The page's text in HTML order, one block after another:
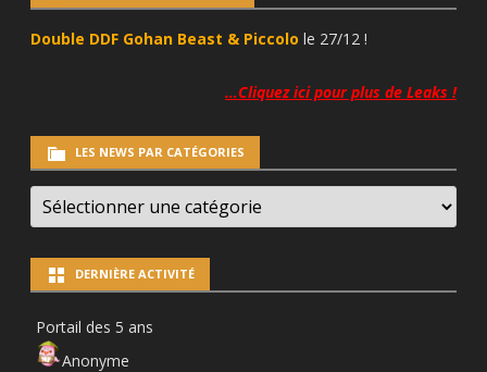
Double DDF Gohan Beast & Piccolo le 27/12 !
…Cliquez ici pour plus de Leaks !
LES NEWS PAR CATÉGORIES
LES
NEWS
PAR
DERNIÈRE ACTIVITÉ
Portail des 5 ans
Anonyme